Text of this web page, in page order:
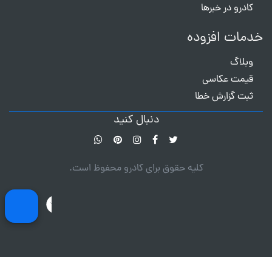
کادرو در خبرها
خدمات افزوده
وبلاگ
قیمت عکاسی
ثبت گزارش خطا
دنبال کنید
کلیه حقوق برای کادرو محفوظ است.